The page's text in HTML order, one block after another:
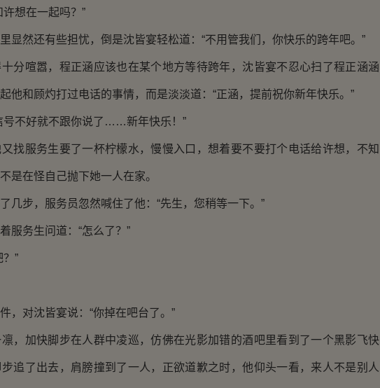
想在一起吗？”
然还有些担忧，倒是沈皆宴轻松道：“不用管我们，你快乐的跨年吧。”
喧嚣，程正涵应该也在某个地方等待跨年，沈皆宴不忍心扫了程正涵涵
他和顾灼打过电话的事情，而是淡淡道：“正涵，提前祝你新年快乐。”
不好就不跟你说了……新年快乐！”
服务生要了一杯柠檬水，慢慢入口，想着要不要打个电话给许想，不知
是在怪自己抛下她一人在家。
步，服务员忽然喊住了他：“先生，您稍等一下。”
务生问道：“怎么了？”
”
对沈皆宴说：“你掉在吧台了。”
加快脚步在人群中凌巡，仿佛在光影加错的酒吧里看到了一个黑影飞快
追了出去，肩膀撞到了一人，正欲道歉之时，他仰头一看，来人不是别人